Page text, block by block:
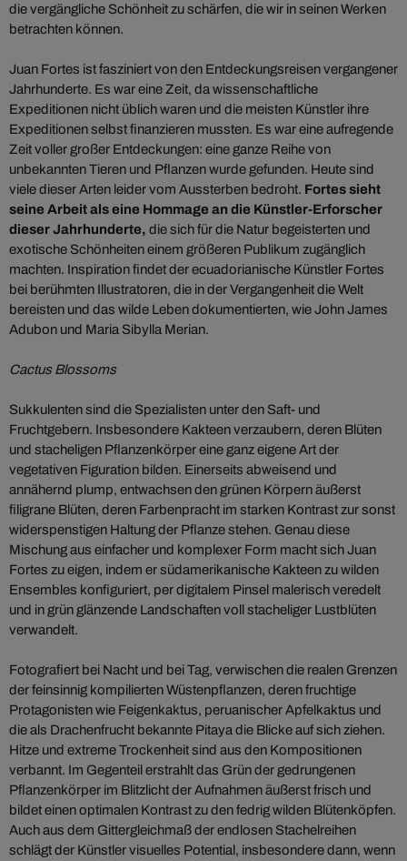
die vergängliche Schönheit zu schärfen, die wir in seinen Werken
betrachten können.
Juan Fortes ist fasziniert von den Entdeckungsreisen vergangener
Jahrhunderte. Es war eine Zeit, da wissenschaftliche
Expeditionen nicht üblich waren und die meisten Künstler ihre
Expeditionen selbst finanzieren mussten. Es war eine aufregende
Zeit voller großer Entdeckungen: eine ganze Reihe von
unbekannten Tieren und Pflanzen wurde gefunden. Heute sind
viele dieser Arten leider vom Aussterben bedroht. Fortes sieht
seine Arbeit als eine Hommage an die Künstler-Erforscher
dieser Jahrhunderte, die sich für die Natur begeisterten und
exotische Schönheiten einem größeren Publikum zugänglich
machten. Inspiration findet der ecuadorianische Künstler Fortes
bei berühmten Illustratoren, die in der Vergangenheit die Welt
bereisten und das wilde Leben dokumentierten, wie John James
Adubon und Maria Sibylla Merian.
Cactus Blossoms
Sukkulenten sind die Spezialisten unter den Saft- und
Fruchtgebern. Insbesondere Kakteen verzaubern, deren Blüten
und stacheligen Pflanzenkörper eine ganz eigene Art der
vegetativen Figuration bilden. Einerseits abweisend und
annähernd plump, entwachsen den grünen Körpern äußerst
filigrane Blüten, deren Farbenpracht im starken Kontrast zur sonst
widerspenstigen Haltung der Pflanze stehen. Genau diese
Mischung aus einfacher und komplexer Form macht sich Juan
Fortes zu eigen, indem er südamerikanische Kakteen zu wilden
Ensembles konfiguriert, per digitalem Pinsel malerisch veredelt
und in grün glänzende Landschaften voll stacheliger Lustblüten
verwandelt.
Fotografiert bei Nacht und bei Tag, verwischen die realen Grenzen
der feinsinnig kompilierten Wüstenpflanzen, deren fruchtige
Protagonisten wie Feigenkaktus, peruanischer Apfelkaktus und
die als Drachenfrucht bekannte Pitaya die Blicke auf sich ziehen.
Hitze und extreme Trockenheit sind aus den Kompositionen
verbannt. Im Gegenteil erstrahlt das Grün der gedrungenen
Pflanzenkörper im Blitzlicht der Aufnahmen äußerst frisch und
bildet einen optimalen Kontrast zu den fedrig wilden Blütenköpfen.
Auch aus dem Gittergleichmaß der endlosen Stachelreihen
schlägt der Künstler visuelles Potential, insbesondere dann, wenn